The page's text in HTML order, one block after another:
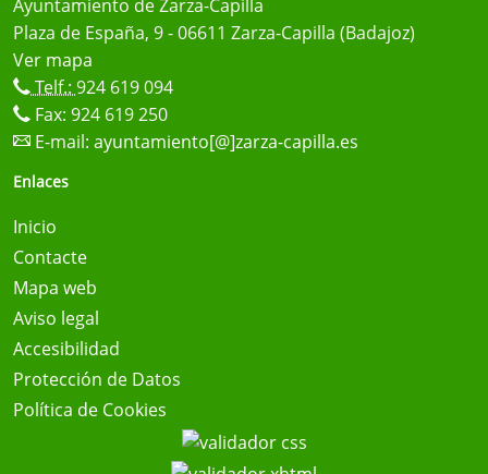
Ayuntamiento de Zarza-Capilla
Plaza de España, 9 - 06611 Zarza-Capilla (Badajoz)
Ver mapa
Telf.: 924 619 094
Fax: 924 619 250
E-mail: ayuntamiento[@]zarza-capilla.es
Enlaces
Inicio
Contacte
Mapa web
Aviso legal
Accesibilidad
Protección de Datos
Política de Cookies